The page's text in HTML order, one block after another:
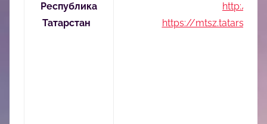
Республика
Татарстан
http://
https://